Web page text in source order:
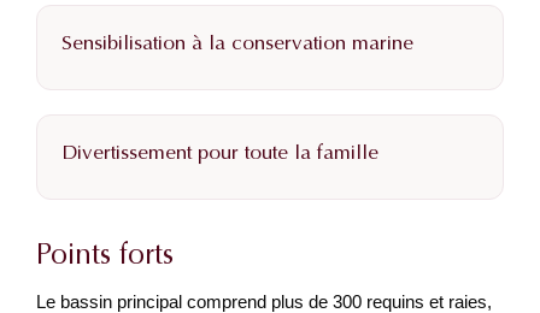
Sensibilisation à la conservation marine
Divertissement pour toute la famille
Points forts
Le bassin principal comprend plus de 300 requins et raies,